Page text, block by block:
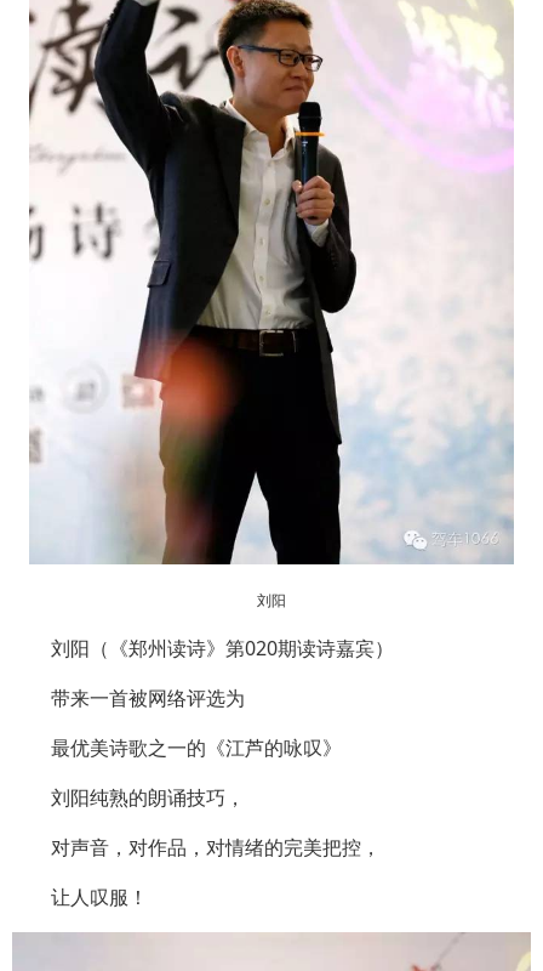
刘阳
刘阳（《郑州读诗》第020期读诗嘉宾）
带来一首被网络评选为
最优美诗歌之一的《江芦的咏叹》
刘阳纯熟的朗诵技巧，
对声音，对作品，对情绪的完美把控，
让人叹服！